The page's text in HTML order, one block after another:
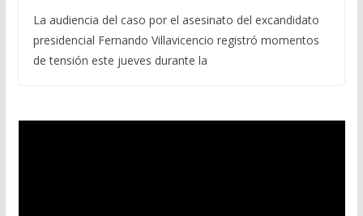
La audiencia del caso por el asesinato del excandidato
presidencial Fernando Villavicencio registró momentos
de tensión este jueves durante la